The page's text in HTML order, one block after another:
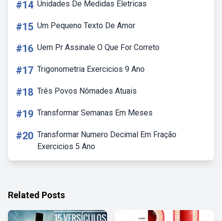
#14 Unidades De Medidas Eletricas
#15 Um Pequeno Texto De Amor
#16 Uem Pr Assinale O Que For Correto
#17 Trigonometria Exercicios 9 Ano
#18 Três Povos Nômades Atuais
#19 Transformar Semanas Em Meses
#20 Transformar Numero Decimal Em Fração
Exercicios 5 Ano
Related Posts